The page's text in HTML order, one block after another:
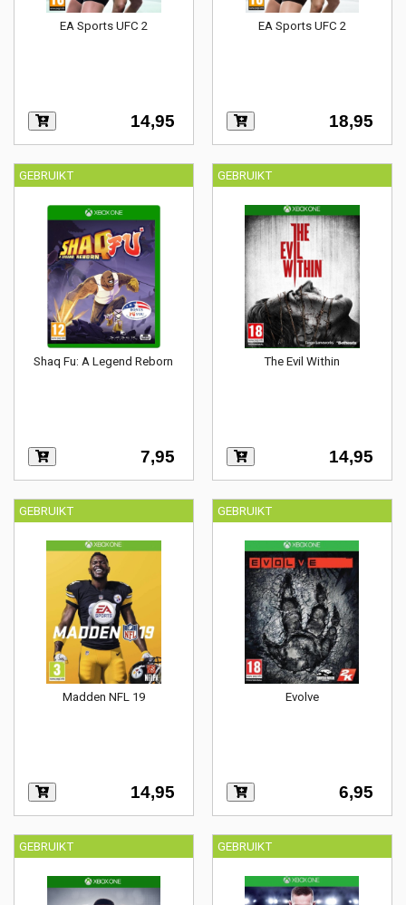
EA Sports UFC 2
14,95
EA Sports UFC 2
18,95
GEBRUIKT
Shaq Fu: A Legend Reborn
7,95
GEBRUIKT
The Evil Within
14,95
GEBRUIKT
Madden NFL 19
14,95
GEBRUIKT
Evolve
6,95
GEBRUIKT GEBRUIKT